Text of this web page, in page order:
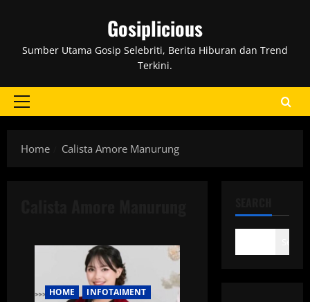
Gosiplicious
Sumber Utama Gosip Selebriti, Berita Hiburan dan Trend
Terkini.
Primary
Home
Calista Amore Manurung
HOME
INFOTAIMENT